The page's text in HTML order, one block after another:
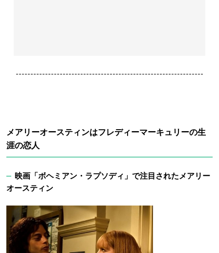
----------------------------------------------------------------
メアリーオースティンはフレディーマーキュリーの生
涯の恋人
映画「ボヘミアン・ラプソディ」で注目されたメアリー
オースティン